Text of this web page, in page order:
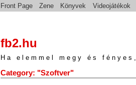
Front Page Zene Könyvek Videojátékok
fb2.hu
Ha elemmel megy és
Category: "Szoftver"